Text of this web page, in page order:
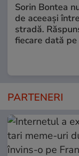
Sorin Bontea
de aceeași
stradă.
fiecare dată
PARTENERI